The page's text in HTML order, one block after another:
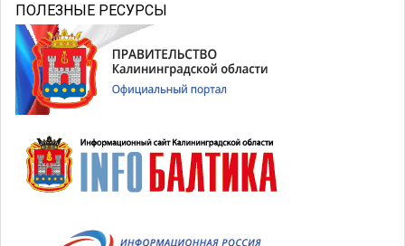
ПОЛЕЗНЫЕ РЕСУРСЫ